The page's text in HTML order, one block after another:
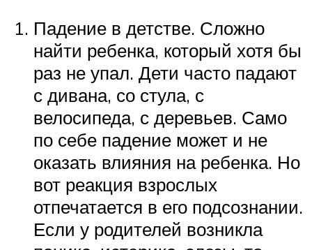
Падение в детстве. Сложно
найти ребенка, который хотя бы
раз не упал. Дети часто падают
с дивана, со стула, с
велосипеда, с деревьев. Само
по себе падение может и не
оказать влияния на ребенка. Но
вот реакция взрослых
отпечатается в его подсознании.
Если у родителей возникла